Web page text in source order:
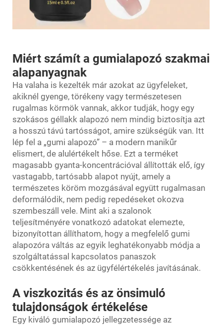
Miért számít a gumialapozó szakmai
alapanyagnak
Ha valaha is kezelték már azokat az ügyfeleket,
akiknél gyenge, törékeny vagy természetesen
rugalmas körmök vannak, akkor tudják, hogy egy
szokásos géllakk alapozó nem mindig biztosítja azt
a hosszú távú tartósságot, amire szükségük van. Itt
lép fel a „gumi alapozó” – a modern manikűr
elismert, de alulértékelt hőse. Ezt a terméket
magasabb gyanta-koncentrációval állították elő, így
vastagabb, tartósabb alapot nyújt, amely a
természetes köröm mozgásával együtt rugalmasan
deformálódik, nem pedig repedéseket okozva
szembeszáll vele. Mint aki a szalonok
teljesítményére vonatkozó adatokat elemezte,
bizonyítottan állíthatom, hogy a megfelelő gumi
alapozóra váltás az egyik leghatékonyabb módja a
szolgáltatással kapcsolatos panaszok
csökkentésének és az ügyfélértékelés javításának.
A viszkozitás és az önsimuló
tulajdonságok értékelése
Egy kiváló gumialapozó jellegzetessége az